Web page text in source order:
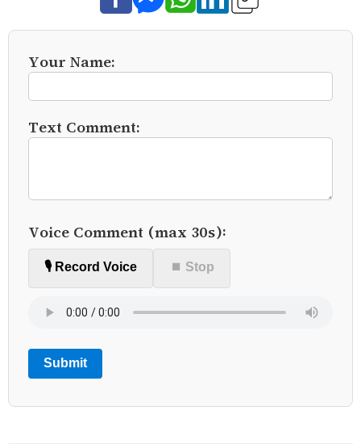
Your Name:
Text Comment:
Voice Comment (max 30s):
🎙️ Record Voice ⏹ Stop
Submit